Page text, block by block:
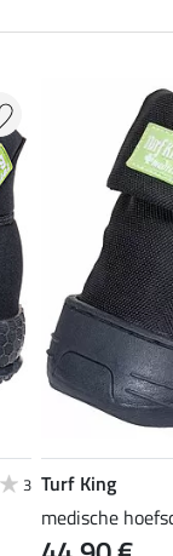
3 Turf King
medische